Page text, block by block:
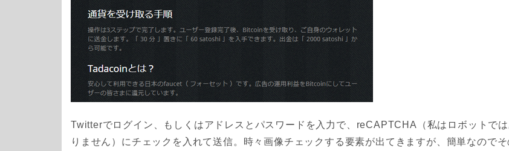
Twitterでログイン、もしくはアドレスとパスワードを入力で、reCAPTCHA（私はロボットでは
りません）にチェックを入れて送信。時々画像チェックする要素が出てきますが、簡単なのでそ